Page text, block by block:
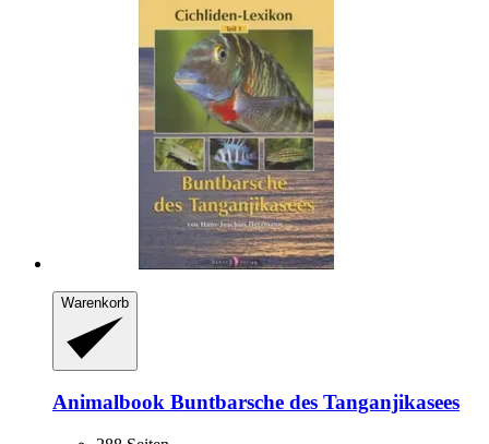
Warenkorb
Animalbook Buntbarsche des Tanganjikasees